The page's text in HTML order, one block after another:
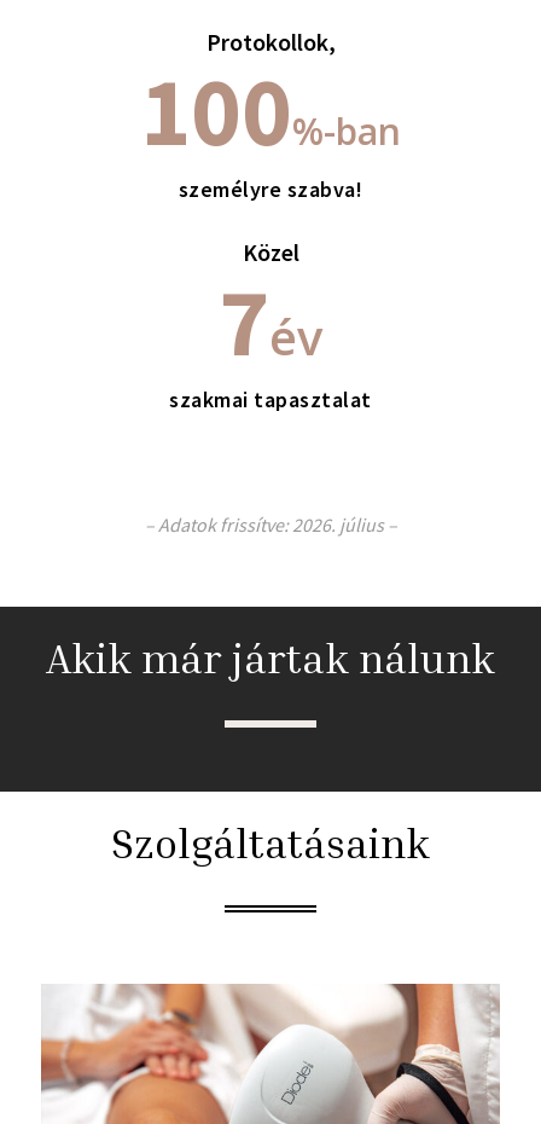
Protokollok,
100%-ban
személyre szabva!
Közel
7év
szakmai tapasztalat
– Adatok frissítve: 2026. július –
Akik már jártak nálunk
Szolgáltatásaink